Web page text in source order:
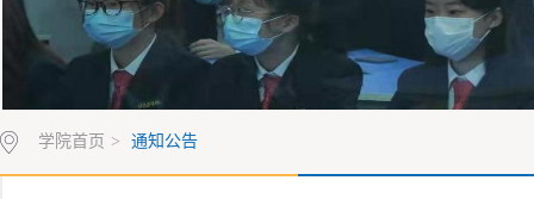
学院首页 > 通知公告